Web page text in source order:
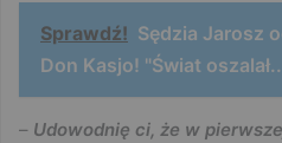
Sprawdź! Sędzia Jarosz
Don Kasjo! "Świat
– Udowodnię ci, że w